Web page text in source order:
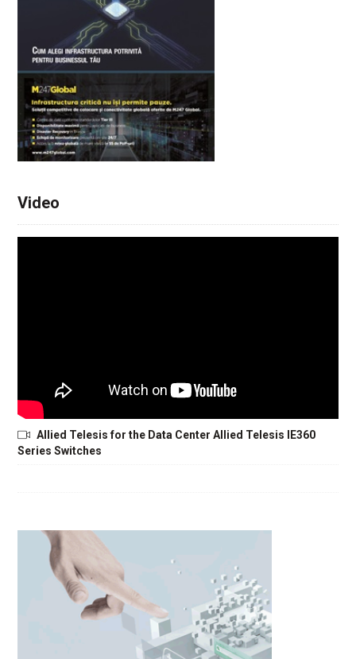
Video
Allied Telesis for the Data Center Allied Telesis IE360
Series Switches